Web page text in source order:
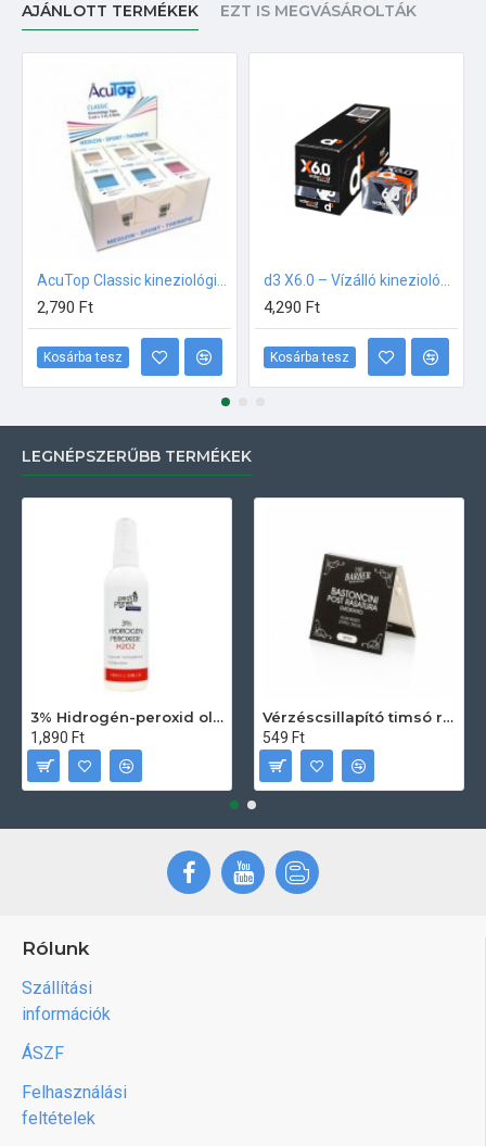
AJÁNLOTT TERMÉKEK EZT IS MEGVÁSÁROLTÁK
2,790 Ft
Kosárba tesz
4,290 Ft
Kosárba tesz
LEGNÉPSZERŰBB TERMÉKEK
3% Hidrogén-peroxid oldat (sebfertőtlenítő) 100ml
1,890 Ft
Vérzéscsillapító timsó rúd 20db
549 Ft
Rólunk
Szállítási
információk
ÁSZF
Felhasználási
feltételek